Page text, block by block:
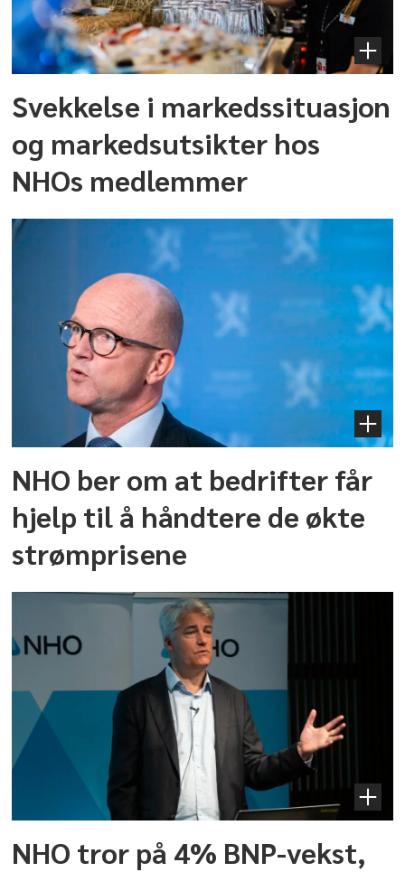
Svekkelse i markedssituasjon
og markedsutsikter hos
NHOs medlemmer
NHO ber om at bedrifter får
hjelp til å håndtere de økte
strømprisene
NHO tror på 4% BNP-vekst,